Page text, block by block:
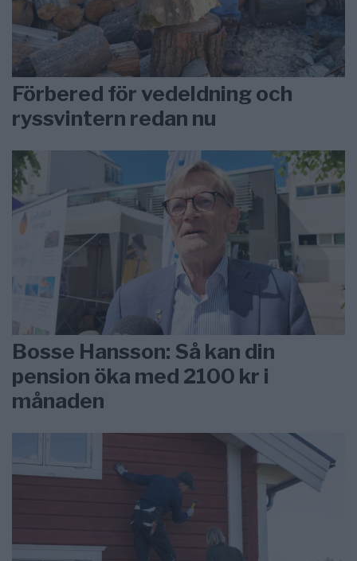
Förbered för vedeldning och
ryssvintern redan nu
Bosse Hansson: Så kan din
pension öka med 2100 kr i
månaden